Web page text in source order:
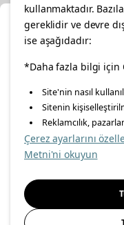
facebooktwitter
linkedin
Enerji Politikası Bilgi
Gıda Güvenliği Politikası
Önemli Bilgilendirme
Konumunuzu
İnternetten vereceğiniz
içerikleri görebilmek
İl seçiniz
Seçiniz
kullanmaktadır.
gereklidir ve devre
ise aşağıdadır:
*Daha fazla bilgi için
Site'nin nasıl
Sitenin
Reklamcılık,
Çerez ayarlarını
Metni'ni okuyun